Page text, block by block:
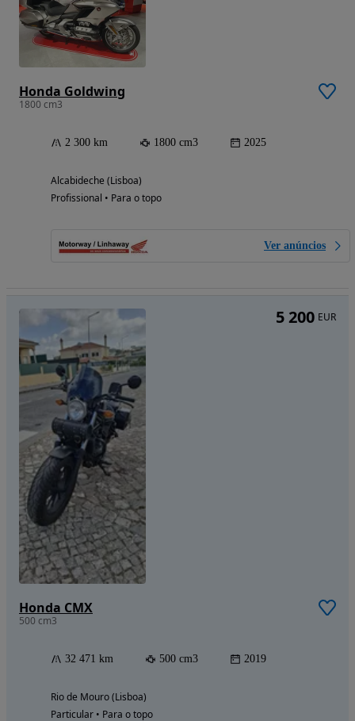
Honda Goldwing
1800 cm3
2 300 km 1800 cm3 2025
Alcabideche (Lisboa)
Profissional • Para o topo
Ver anúncios
Honda CMX
500 cm3
32 471 km 500 cm3 2019
Rio de Mouro (Lisboa)
Particular • Para o topo
5 200 EUR